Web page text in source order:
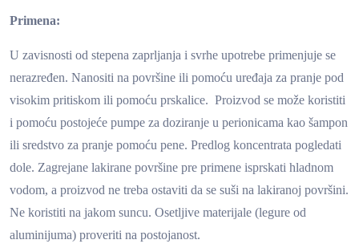
Primena:
U zavisnosti od stepena zaprljanja i svrhe upotrebe primenjuje se
nerazređen. Nanositi na površine ili pomoću uređaja za pranje pod
visokim pritiskom ili pomoću prskalice. Proizvod se može koristiti
i pomoću postojeće pumpe za doziranje u perionicama kao šampon
ili sredstvo za pranje pomoću pene. Predlog koncentrata pogledati
dole. Zagrejane lakirane površine pre primene isprskati hladnom
vodom, a proizvod ne treba ostaviti da se suši na lakiranoj površini.
Ne koristiti na jakom suncu. Osetljive materijale (legure od
aluminijuma) proveriti na postojanost.